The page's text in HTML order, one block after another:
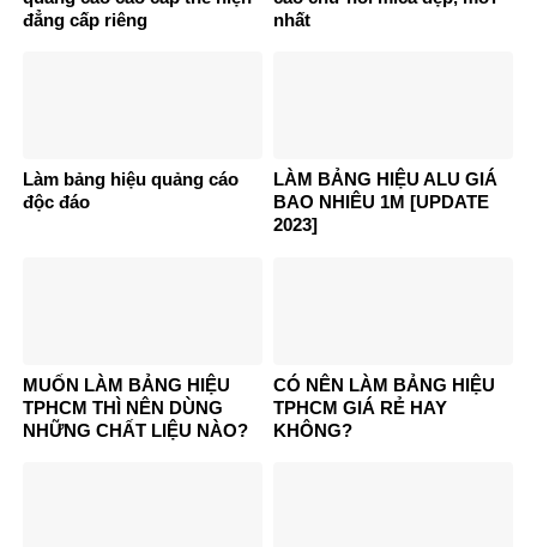
đẳng cấp riêng
nhất
Làm bảng hiệu quảng cáo
độc đáo
LÀM BẢNG HIỆU ALU GIÁ
BAO NHIÊU 1M [UPDATE
2023]
MUỐN LÀM BẢNG HIỆU
TPHCM THÌ NÊN DÙNG
NHỮNG CHẤT LIỆU NÀO?
CÓ NÊN LÀM BẢNG HIỆU
TPHCM GIÁ RẺ HAY
KHÔNG?